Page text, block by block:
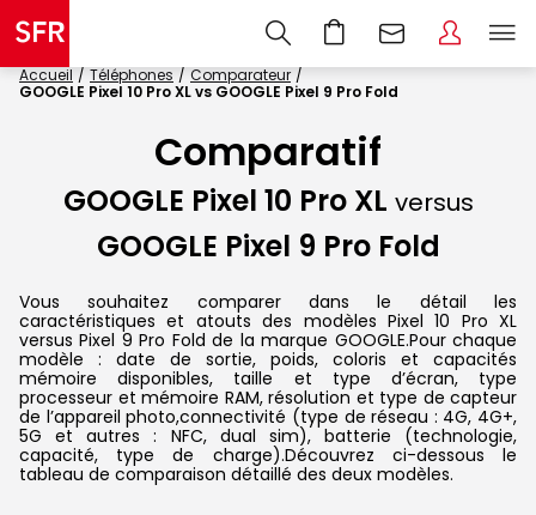
Accueil Téléphones
Comparateur
GOOGLE Pixel 10 Pro XL vs GOOGLE Pixel 9 Pro Fold
Comparatif
GOOGLE Pixel 10 Pro XL versus
GOOGLE Pixel 9 Pro Fold
Vous souhaitez comparer dans le détail les
caractéristiques et atouts des modèles Pixel 10 Pro XL
versus Pixel 9 Pro Fold de la marque GOOGLE.Pour chaque
modèle : date de sortie, poids, coloris et capacités
mémoire disponibles, taille et type d’écran, type
processeur et mémoire RAM, résolution et type de capteur
de l’appareil photo,connectivité (type de réseau : 4G, 4G+,
5G et autres : NFC, dual sim), batterie (technologie,
capacité, type de charge).Découvrez ci-dessous le
tableau de comparaison détaillé des deux modèles.